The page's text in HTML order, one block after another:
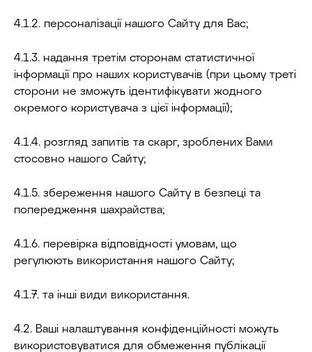
4.1.2. персоналізації нашого Сайту для Вас;
4.1.3. надання третім сторонам статистичної
інформації про наших користувачів (при цьому треті
сторони не зможуть ідентифікувати жодного
окремого користувача з цієї інформації);
4.1.4. розгляд запитів та скарг, зроблених Вами
стосовно нашого Сайту;
4.1.5. збереження нашого Сайту в безпеці та
попередження шахрайства;
4.1.6. перевірка відповідності умовам, що
регулюють використання нашого Сайту;
4.1.7. та інші види використання.
4.2. Ваші налаштування конфіденційності можуть
використовуватися для обмеження публікації